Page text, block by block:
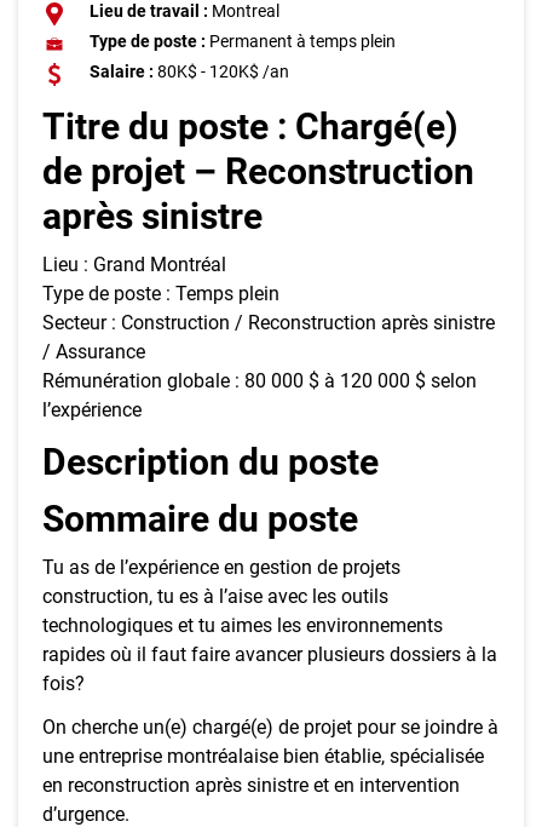
Lieu de travail : Montreal
Type de poste : Permanent à temps plein
Salaire : 80K$ - 120K$ /an
Titre du poste : Chargé(e)
de projet – Reconstruction
après sinistre
Lieu : Grand Montréal
Type de poste : Temps plein
Secteur : Construction / Reconstruction après sinistre
/ Assurance
Rémunération globale : 80 000 $ à 120 000 $ selon
l’expérience
Description du poste
Sommaire du poste
Tu as de l’expérience en gestion de projets
construction, tu es à l’aise avec les outils
technologiques et tu aimes les environnements
rapides où il faut faire avancer plusieurs dossiers à la
fois?
On cherche un(e) chargé(e) de projet pour se joindre à
une entreprise montréalaise bien établie, spécialisée
en reconstruction après sinistre et en intervention
d’urgence.